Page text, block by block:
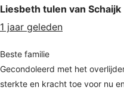
Liesbeth tulen van Schaijk
1 jaar geleden
Beste familie
Gecondoleerd met het
sterkte en kracht toe voor nu